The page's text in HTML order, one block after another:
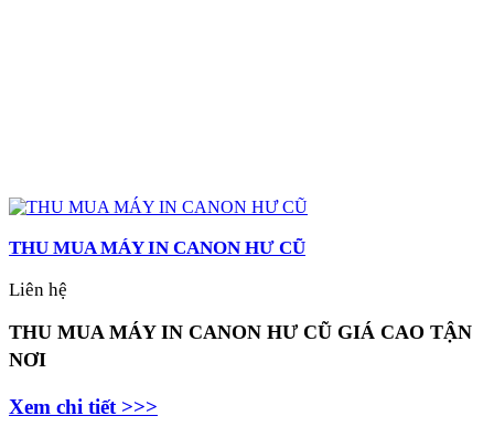
THU MUA MÁY IN CANON HƯ CŨ
Liên hệ
THU MUA MÁY IN CANON HƯ CŨ GIÁ CAO TẬN
NƠI
Xem chi tiết >>>